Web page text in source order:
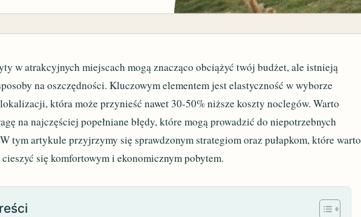
w atrakcyjnych miejscach mogą znacząco obciążyć twój budżet, ale istnieją
na oszczędności. Kluczowym elementem jest elastyczność w wyborze
która może przynieść nawet 30-50% niższe koszty noclegów. Warto
na najczęściej popełniane błędy, które mogą prowadzić do niepotrzebnych
tym artykule przyjrzymy się sprawdzonym strategiom oraz pułapkom, które warto
się komfortowym i ekonomicznym pobytem.